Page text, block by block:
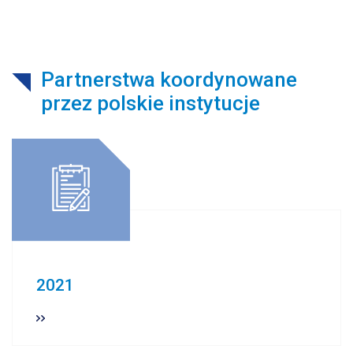
Partnerstwa koordynowane
przez polskie instytucje
2021